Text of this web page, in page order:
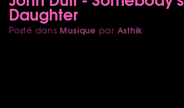
Daughter
Posté dans Musique par Asthik